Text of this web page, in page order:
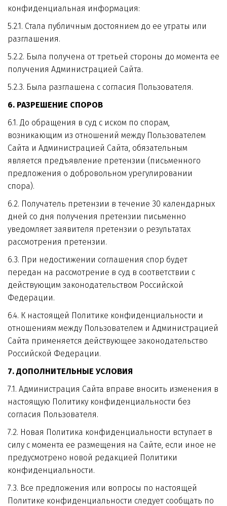
конфиденциальная информация:
5.2.1. Стала публичным достоянием до ее утраты или
разглашения.
5.2.2. Была получена от третьей стороны до момента ее
получения Администрацией Сайта.
5.2.3. Была разглашена с согласия Пользователя.
6. РАЗРЕШЕНИЕ СПОРОВ
6.1. До обращения в суд с иском по спорам,
возникающим из отношений между Пользователем
Сайта и Администрацией Сайта, обязательным
является предъявление претензии (письменного
предложения о добровольном урегулировании
спора).
6.2. Получатель претензии в течение 30 календарных
дней со дня получения претензии письменно
уведомляет заявителя претензии о результатах
рассмотрения претензии.
6.3. При недостижении соглашения спор будет
передан на рассмотрение в суд в соответствии с
действующим законодательством Российской
Федерации.
6.4. К настоящей Политике конфиденциальности и
отношениям между Пользователем и Администрацией
Сайта применяется действующее законодательство
Российской Федерации.
7. ДОПОЛНИТЕЛЬНЫЕ УСЛОВИЯ
7.1. Администрация Сайта вправе вносить изменения в
настоящую Политику конфиденциальности без
согласия Пользователя.
7.2. Новая Политика конфиденциальности вступает в
силу с момента ее размещения на Сайте, если иное не
предусмотрено новой редакцией Политики
конфиденциальности.
7.3. Все предложения или вопросы по настоящей
Политике конфиденциальности следует сообщать по